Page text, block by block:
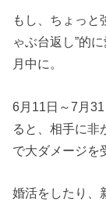
もし、ちょっと
ゃぶ台返し”的
月中に。
6月11日～7月
ると、相手に非
で大ダメージを
婚活をしたり、